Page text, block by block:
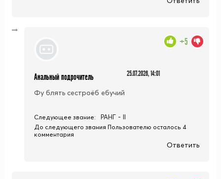
Анальный подрочитель 25.07.2026, 14:01
Фу блять сестроёб ебучий
+5
Следующее звание: РАНГ - II
До следующего звания Пользователю осталось 4
комментария
Ответить